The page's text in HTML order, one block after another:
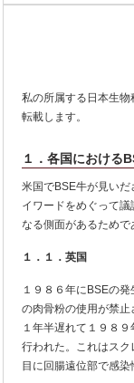
私の所属する日本生
転載します。
１．各国における
米国でBSE牛が見い
イワードをめぐって
なる側面があるため
１．１．英国
１９８６年にBSEの
の肉骨粉の使用が禁
１年半遅れて１９８
行われた。これはス
目に回腸遠位部で感